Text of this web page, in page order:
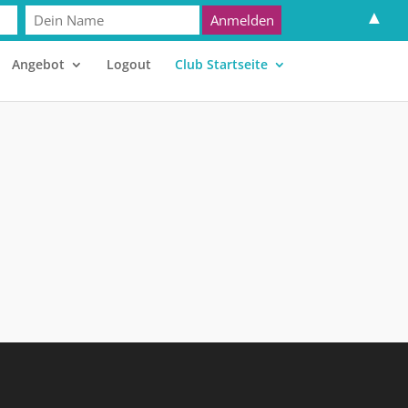
Angebot Logout Club Startseite
▲